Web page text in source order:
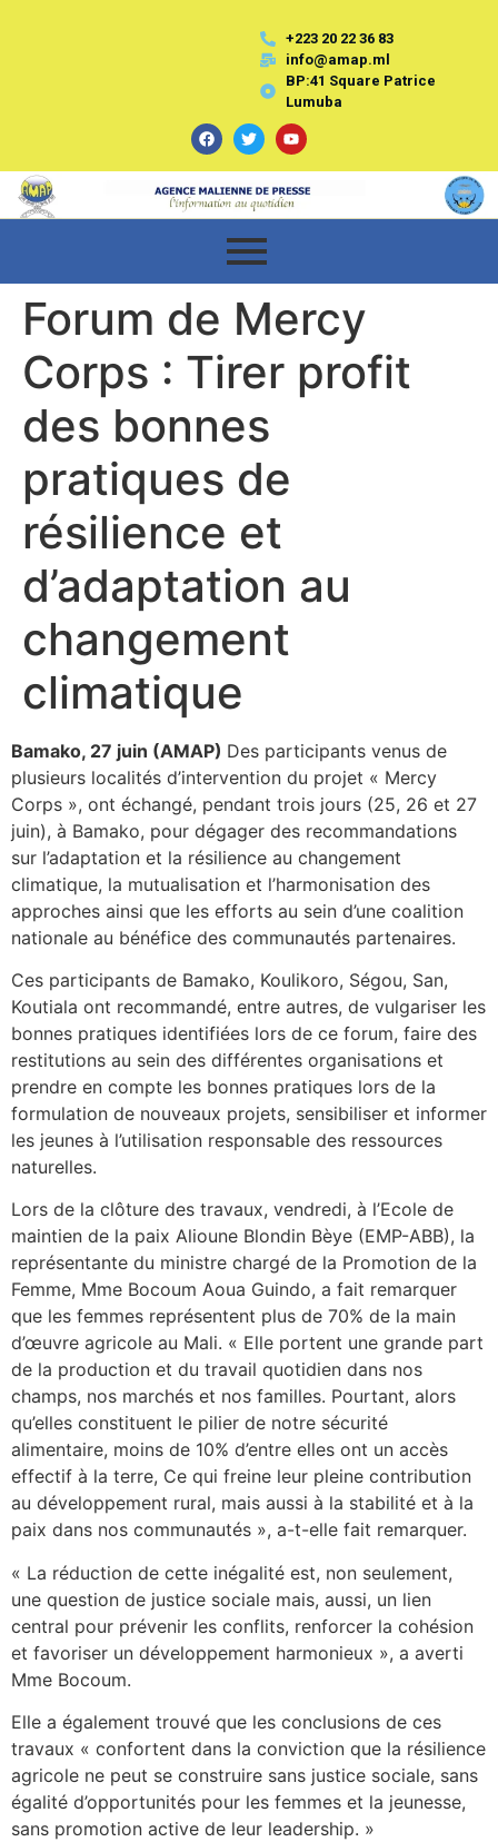
+223 20 22 36 83
info@amap.ml
BP:41 Square Patrice
Lumuba
Forum de Mercy
Corps : Tirer profit
des bonnes
pratiques de
résilience et
d’adaptation au
changement
climatique
Bamako, 27 juin (AMAP) Des participants venus de
plusieurs localités d’intervention du projet « Mercy
Corps », ont échangé, pendant trois jours (25, 26 et 27
juin), à Bamako, pour dégager des recommandations
sur l’adaptation et la résilience au changement
climatique, la mutualisation et l’harmonisation des
approches ainsi que les efforts au sein d’une coalition
nationale au bénéfice des communautés partenaires.
Ces participants de Bamako, Koulikoro, Ségou, San,
Koutiala ont recommandé, entre autres, de vulgariser les
bonnes pratiques identifiées lors de ce forum, faire des
restitutions au sein des différentes organisations et
prendre en compte les bonnes pratiques lors de la
formulation de nouveaux projets, sensibiliser et informer
les jeunes à l’utilisation responsable des ressources
naturelles.
Lors de la clôture des travaux, vendredi, à l’Ecole de
maintien de la paix Alioune Blondin Bèye (EMP-ABB), la
représentante du ministre chargé de la Promotion de la
Femme, Mme Bocoum Aoua Guindo, a fait remarquer
que les femmes représentent plus de 70% de la main
d’œuvre agricole au Mali. « Elle portent une grande part
de la production et du travail quotidien dans nos
champs, nos marchés et nos familles. Pourtant, alors
qu’elles constituent le pilier de notre sécurité
alimentaire, moins de 10% d’entre elles ont un accès
effectif à la terre, Ce qui freine leur pleine contribution
au développement rural, mais aussi à la stabilité et à la
paix dans nos communautés », a-t-elle fait remarquer.
« La réduction de cette inégalité est, non seulement,
une question de justice sociale mais, aussi, un lien
central pour prévenir les conflits, renforcer la cohésion
et favoriser un développement harmonieux », a averti
Mme Bocoum.
Elle a également trouvé que les conclusions de ces
travaux « confortent dans la conviction que la résilience
agricole ne peut se construire sans justice sociale, sans
égalité d’opportunités pour les femmes et la jeunesse,
sans promotion active de leur leadership. »